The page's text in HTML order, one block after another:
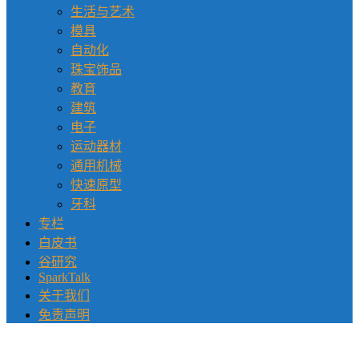
生活与艺术
模具
自动化
珠宝饰品
教育
建筑
电子
运动器材
通用机械
快速原型
牙科
专栏
白皮书
谷研究
SparkTalk
关于我们
免责声明